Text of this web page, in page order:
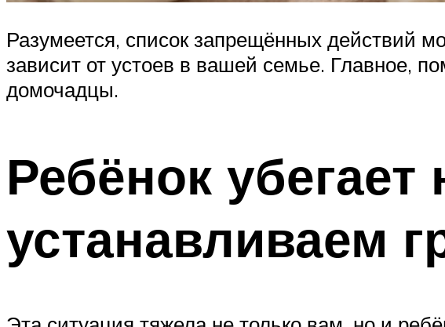
Разумеется, список запрещённых действий
зависит от устоев в вашей семье. Главное,
домочадцы.
Ребёнок убегает
устанавливаем